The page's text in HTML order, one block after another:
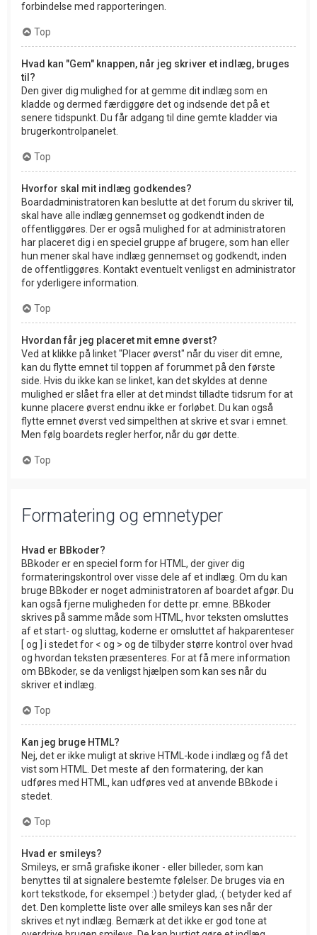
forbindelse med rapporteringen.
Top
Hvad kan "Gem" knappen, når jeg skriver et indlæg, bruges
til?
Den giver dig mulighed for at gemme dit indlæg som en
kladde og dermed færdiggøre det og indsende det på et
senere tidspunkt. Du får adgang til dine gemte kladder via
brugerkontrolpanelet.
Top
Hvorfor skal mit indlæg godkendes?
Boardadministratoren kan beslutte at det forum du skriver til,
skal have alle indlæg gennemset og godkendt inden de
offentliggøres. Der er også mulighed for at administratoren
har placeret dig i en speciel gruppe af brugere, som han eller
hun mener skal have indlæg gennemset og godkendt, inden
de offentliggøres. Kontakt eventuelt venligst en administrator
for yderligere information.
Top
Hvordan får jeg placeret mit emne øverst?
Ved at klikke på linket "Placer øverst" når du viser dit emne,
kan du flytte emnet til toppen af forummet på den første
side. Hvis du ikke kan se linket, kan det skyldes at denne
mulighed er slået fra eller at det mindst tilladte tidsrum for at
kunne placere øverst endnu ikke er forløbet. Du kan også
flytte emnet øverst ved simpelthen at skrive et svar i emnet.
Men følg boardets regler herfor, når du gør dette.
Top
Formatering og emnetyper
Hvad er BBkoder?
BBkoder er en speciel form for HTML, der giver dig
formateringskontrol over visse dele af et indlæg. Om du kan
bruge BBkoder er noget administratoren af boardet afgør. Du
kan også fjerne muligheden for dette pr. emne. BBkoder
skrives på samme måde som HTML, hvor teksten omsluttes
af et start- og sluttag, koderne er omsluttet af hakparenteser
[ og ] i stedet for < og > og de tilbyder større kontrol over hvad
og hvordan teksten præsenteres. For at få mere information
om BBkoder, se da venligst hjælpen som kan ses når du
skriver et indlæg.
Top
Kan jeg bruge HTML?
Nej, det er ikke muligt at skrive HTML-kode i indlæg og få det
vist som HTML. Det meste af den formatering, der kan
udføres med HTML, kan udføres ved at anvende BBkode i
stedet.
Top
Hvad er smileys?
Smileys, er små grafiske ikoner - eller billeder, som kan
benyttes til at signalere bestemte følelser. De bruges via en
kort tekstkode, for eksempel :) betyder glad, :( betyder ked af
det. Den komplette liste over alle smileys kan ses når der
skrives et nyt indlæg. Bemærk at det ikke er god tone at